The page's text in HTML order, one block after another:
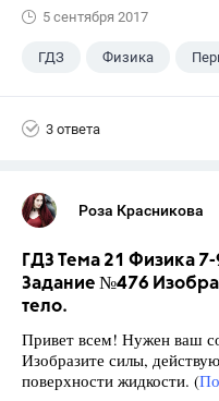
5 сентября 2017
ГДЗ Физика
3 ответа
Роза Красникова
ГДЗ Тема 21 Физика
Задание №476
тело.
Привет всем! Нужен ваш
Изобразите силы,
поверхности жидкости. (